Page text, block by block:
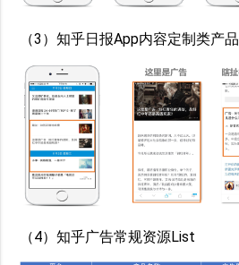
（3）知乎日报App内容定制类产品
（4）知乎广告常规资源List